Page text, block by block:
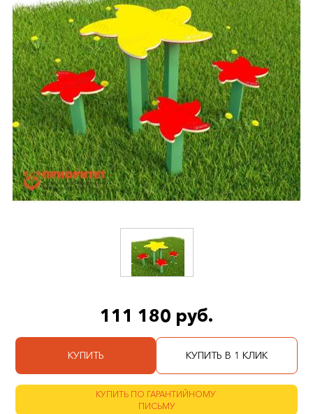
111 180 руб.
КУПИТЬ КУПИТЬ В 1 КЛИК
КУПИТЬ ПО ГАРАНТИЙНОМУ
ПИСЬМУ